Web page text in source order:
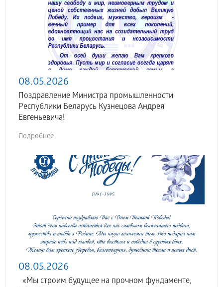
08.05.2026
Поздравление Министра промышленности
Республики Беларусь Кузнецова Андрея
Евгеньевича!
Подробнее
08.05.2026
«Мы строим будущее на прочном фундаменте,